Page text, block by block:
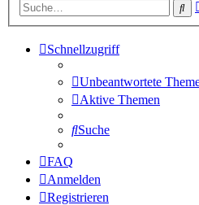
Schnellzugriff
Unbeantwortete
Aktive Themen
Suche
FAQ
Anmelden
Registrieren